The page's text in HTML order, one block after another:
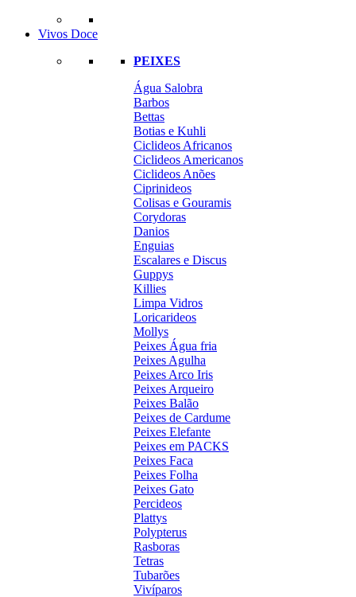
Vivos Doce
PEIXES
Água Salobra
Barbos
Bettas
Botias e Kuhli
Ciclideos Africanos
Ciclideos Americanos
Ciclideos Anões
Ciprinideos
Colisas e Gouramis
Corydoras
Danios
Enguias
Escalares e Discus
Guppys
Killies
Limpa Vidros
Loricarideos
Mollys
Peixes Água fria
Peixes Agulha
Peixes Arco Iris
Peixes Arqueiro
Peixes Balão
Peixes de Cardume
Peixes Elefante
Peixes em PACKS
Peixes Faca
Peixes Folha
Peixes Gato
Percideos
Plattys
Polypterus
Rasboras
Tetras
Tubarões
Vivíparos